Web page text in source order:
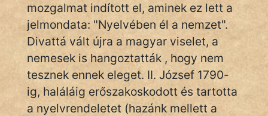
ÉLETMÓD
MAGYARSÁG
És
TÖRTÉNELEM
Népszerű szerzőink:
mozgalmat indított el, aminek ez lett a
jelmondata: "Nyelvében él a nemzet".
Divattá vált újra a magyar viselet, a
nemesek is hangoztatták , hogy nem
tesznek ennek eleget. II. József 1790-
ig, haláláig erőszakoskodott és tartotta
a nyelvrendeletet (hazánk mellett a